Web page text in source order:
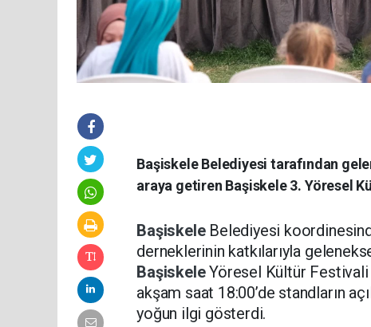
Başiskele Belediyesi tarafından
araya getiren Başiskele 3. Yöresel
Başiskele Belediyesi
derneklerinin katkılarıyla
BaşiskeleYöresel Kültür Festivali
akşam saat 18:00’de standların
yoğun ilgi gösterdi.